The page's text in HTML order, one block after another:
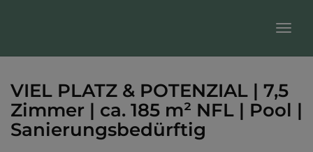
VIEL PLATZ & POTENZIAL | 7,5
Zimmer | ca. 185 m² NFL | Pool |
Sanierungsbedürftig